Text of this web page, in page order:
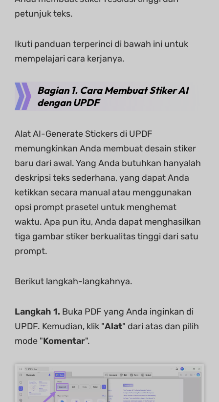
petunjuk teks.
Ikuti panduan terperinci di bawah ini untuk
mempelajari cara kerjanya.
Bagian 1. Cara Membuat Stiker AI
dengan UPDF
Alat AI-Generate Stickers di UPDF
memungkinkan Anda membuat desain stiker
baru dari awal. Yang Anda butuhkan hanyalah
deskripsi teks sederhana, yang dapat Anda
ketikkan secara manual atau menggunakan
opsi prompt prasetel untuk menghemat
waktu. Apa pun itu, Anda dapat menghasilkan
tiga gambar stiker berkualitas tinggi dari satu
prompt.
Berikut langkah-langkahnya.
Langkah 1. Buka PDF yang Anda inginkan di
UPDF. Kemudian, klik "Alat" dari atas dan pilih
mode "Komentar".